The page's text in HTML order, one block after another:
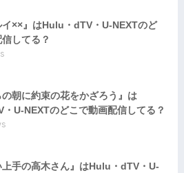
イ××』はHulu・dTV・U-NEXTのど
してる？
の朝に約束の花をかざろう』は
U-NEXTのどこで動画配信してる？
上手の高木さん』はHulu・dTV・U-